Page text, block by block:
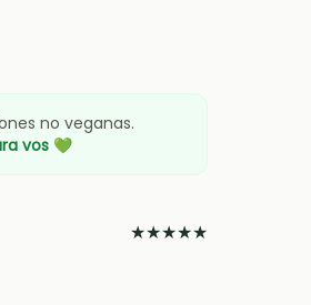
no veganas.
vos 💚
★★★★★